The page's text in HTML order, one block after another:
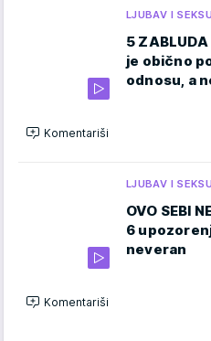
LJUBAV I
5
je obično
odnosu, a
Komentariši
LJUBAV I
OVO SEBI
6
neveran
Komentariši